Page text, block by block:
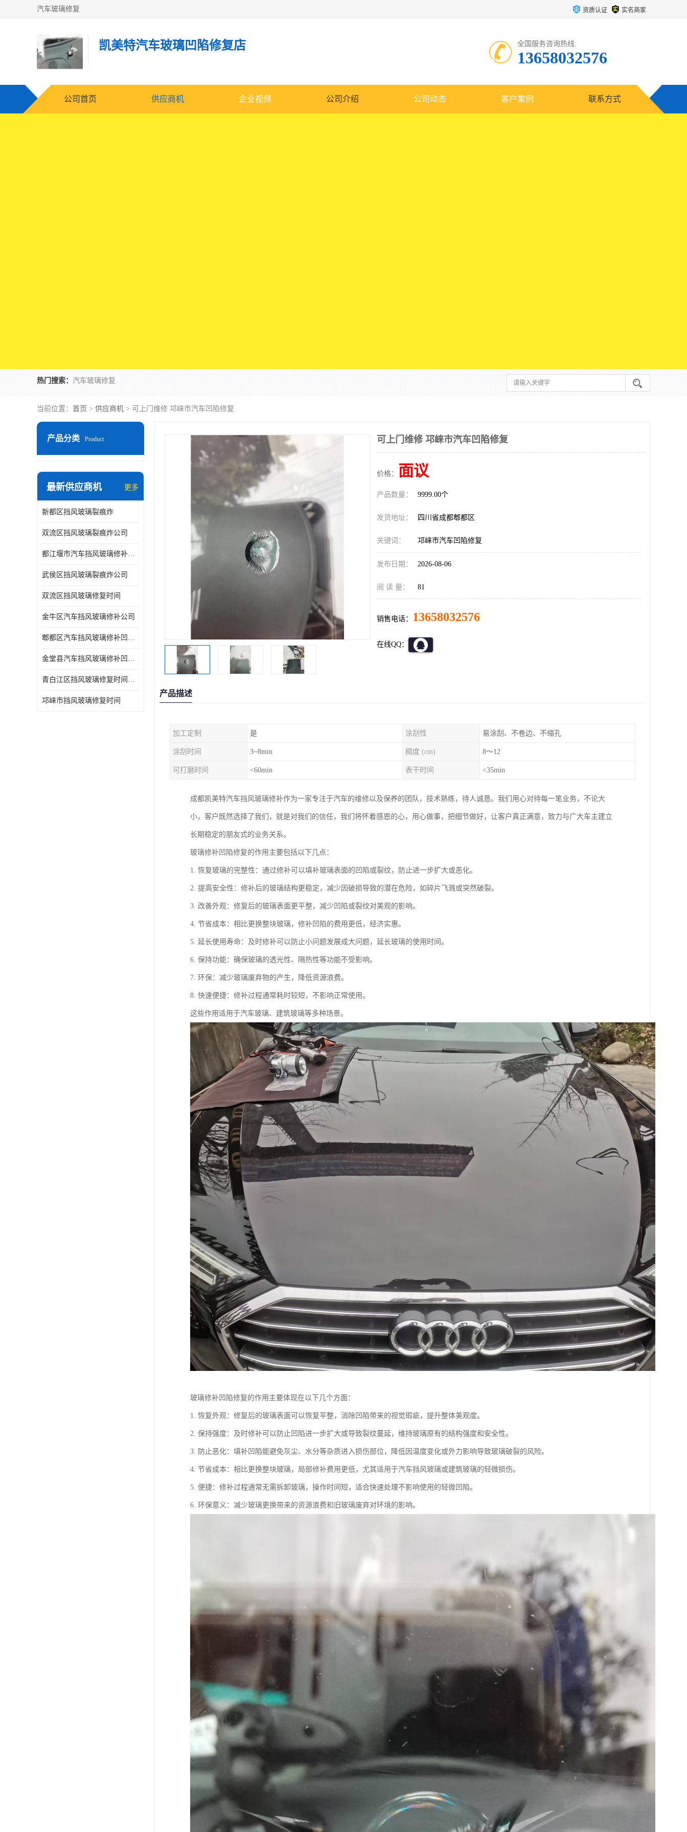
汽车玻璃修复 资质认证 实名商家
凯美特汽车玻璃凹陷修复店 全国服务咨询热线:
13658032576
公司首页 供应商机 企业视频 公司介绍 公司动态 客户案例 联系方式
热门搜索： 汽车玻璃修复
当前位置： 首页 > 供应商机 > 可上门维修 邛崃市汽车凹陷修复
产品分类 Product
最新供应商机 更多
新都区挡风玻璃裂痕炸
双流区挡风玻璃裂痕炸公司
都江堰市汽车挡风玻璃修补凹陷修复
武侯区挡风玻璃裂痕炸公司
双流区挡风玻璃修复时间
金牛区汽车挡风玻璃修补公司
郫都区汽车挡风玻璃修补凹陷修复公司
金堂县汽车挡风玻璃修补凹陷修复公司
青白江区挡风玻璃修复时间公司
邛崃市挡风玻璃修复时间
可上门维修 邛崃市汽车凹陷修复
价格： 面议
产品数量： 9999.00个
发货地址： 四川省成都郫都区
关键词： 邛崃市汽车凹陷修复
发布日期： 2026-08-06
阅 读 量： 81
销售电话： 13658032576
在线QQ：
产品描述
加工定制 是 涂刮性 易涂刮、不卷边、不缩孔
涂刮时间 3~8min 稠度 (cm) 8～12
可打磨时间 <60min 表干时间 <35min
成都凯美特汽车挡风玻璃修补作为一家专注于汽车的维修以及保养的团队，技术熟练，待人诚恳。我们用心对待每一笔业务，不论大
小，客户既然选择了我们，就是对我们的信任，我们将怀着感恩的心，用心做事，把细节做好，让客户真正满意，致力与广大车主建立
长期稳定的朋友式的业务关系。
玻璃修补凹陷修复的作用主要包括以下几点：
1. 恢复玻璃的完整性：通过修补可以填补玻璃表面的凹陷或裂纹，防止进一步扩大或恶化。
2. 提高安全性：修补后的玻璃结构更稳定，减少因破损导致的潜在危险，如碎片飞溅或突然破裂。
3. 改善外观：修复后的玻璃表面更平整，减少凹陷或裂纹对美观的影响。
4. 节省成本：相比更换整块玻璃，修补凹陷的费用更低，经济实惠。
5. 延长使用寿命：及时修补可以防止小问题发展成大问题，延长玻璃的使用时间。
6. 保持功能：确保玻璃的透光性、隔热性等功能不受影响。
7. 环保：减少玻璃废弃物的产生，降低资源浪费。
8. 快速便捷：修补过程通常耗时较短，不影响正常使用。
这些作用适用于汽车玻璃、建筑玻璃等多种场景。
玻璃修补凹陷修复的作用主要体现在以下几个方面：
1. 恢复外观：修复后的玻璃表面可以恢复平整，消除凹陷带来的视觉瑕疵，提升整体美观度。
2. 保持强度：及时修补可以防止凹陷进一步扩大或导致裂纹蔓延，维持玻璃原有的结构强度和安全性。
3. 防止恶化：填补凹陷能避免灰尘、水分等杂质进入损伤部位，降低因温度变化或外力影响导致玻璃破裂的风险。
4. 节省成本：相比更换整块玻璃，局部修补费用更低，尤其适用于汽车挡风玻璃或建筑玻璃的轻微损伤。
5. 便捷：修补过程通常无需拆卸玻璃，操作时间短，适合快速处理不影响使用的轻微凹陷。
6. 环保意义：减少玻璃更换带来的资源浪费和旧玻璃废弃对环境的影响。